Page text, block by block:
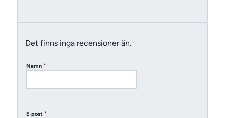
Det finns inga recensioner än.
Namn *
E-post *